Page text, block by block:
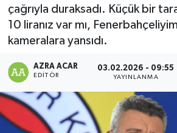
çağrıyla duraksadı. Küçük bir
10 liranız var mı,
kameralara yansıdı.
AZRA ACAR
EDITÖR
03.02.2026 - 09:55
YAYINLANMA
Özel haberler
Siyaset
Spor